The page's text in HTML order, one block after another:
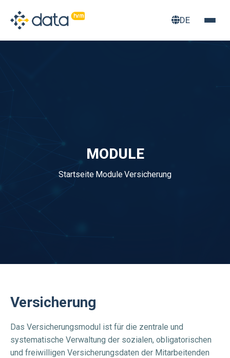
DE
MODULE
Startseite·Module·Versicherung
Versicherung
Das Versicherungsmodul ist für die zentrale und
systematische Verwaltung der sozialen, obligatorischen
und freiwilligen Versicherungsdaten der Mitarbeitenden